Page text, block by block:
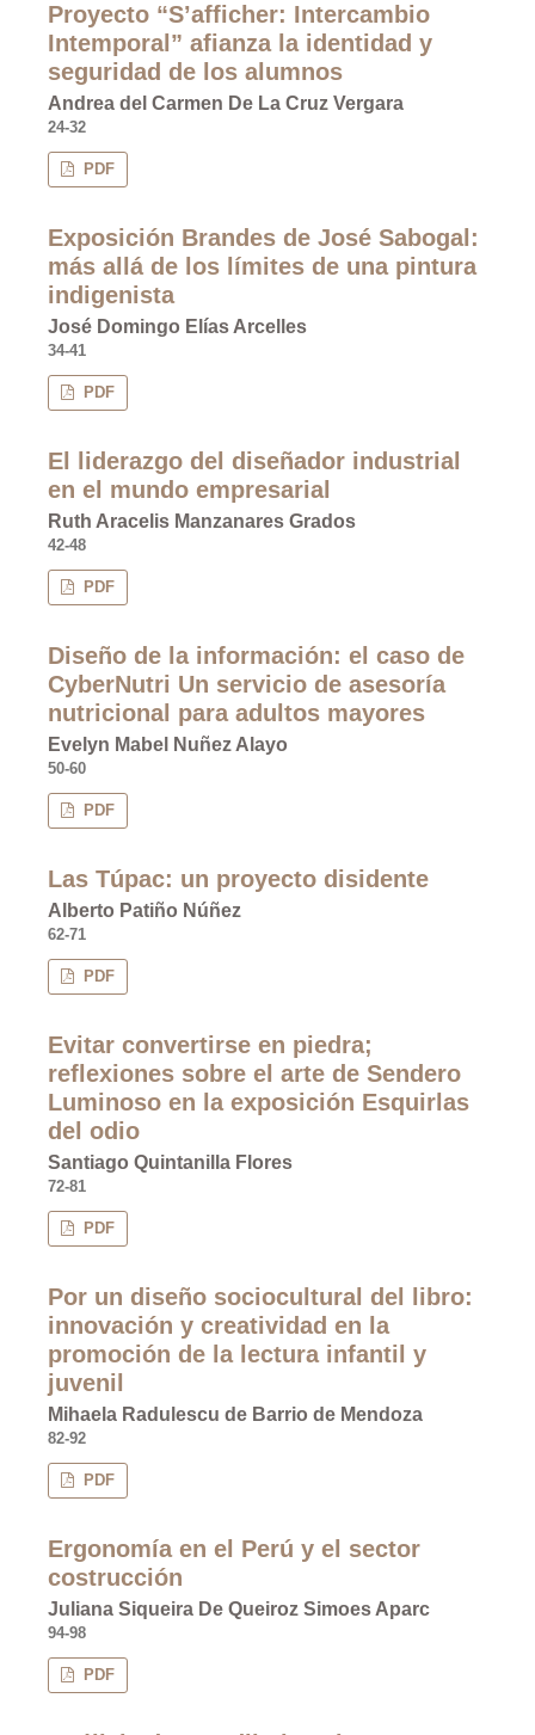
Proyecto “S’afficher: Intercambio
Intemporal” afianza la identidad y
seguridad de los alumnos
Andrea del Carmen De La Cruz Vergara
24-32
PDF
Exposición Brandes de José Sabogal:
más allá de los límites de una pintura
indigenista
José Domingo Elías Arcelles
34-41
PDF
El liderazgo del diseñador industrial
en el mundo empresarial
Ruth Aracelis Manzanares Grados
42-48
PDF
Diseño de la información: el caso de
CyberNutri Un servicio de asesoría
nutricional para adultos mayores
Evelyn Mabel Nuñez Alayo
50-60
PDF
Las Túpac: un proyecto disidente
Alberto Patiño Núñez
62-71
PDF
Evitar convertirse en piedra;
reflexiones sobre el arte de Sendero
Luminoso en la exposición Esquirlas
del odio
Santiago Quintanilla Flores
72-81
PDF
Por un diseño sociocultural del libro:
innovación y creatividad en la
promoción de la lectura infantil y
juvenil
Mihaela Radulescu de Barrio de Mendoza
82-92
PDF
Ergonomía en el Perú y el sector
costrucción
Juliana Siqueira De Queiroz Simoes Aparc
94-98
PDF